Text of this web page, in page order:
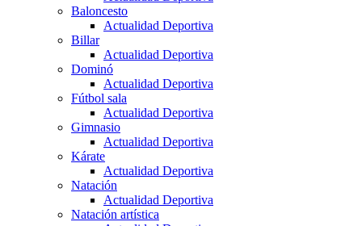
Baloncesto
Actualidad Deportiva
Billar
Actualidad Deportiva
Dominó
Actualidad Deportiva
Fútbol sala
Actualidad Deportiva
Gimnasio
Actualidad Deportiva
Kárate
Actualidad Deportiva
Natación
Actualidad Deportiva
Natación artística